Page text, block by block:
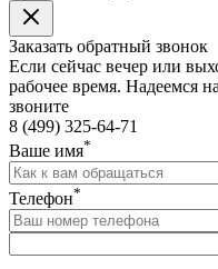
Заказать обратный звонок
Если сейчас вечер или
рабочее время. Надеемся
звоните
8 (499) 325-64-71
Ваше имя*
Телефон*